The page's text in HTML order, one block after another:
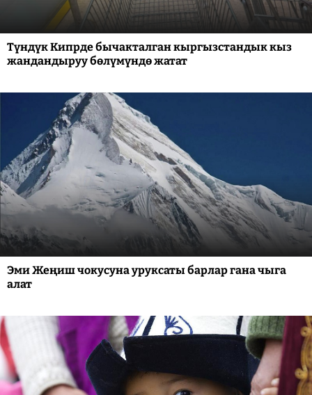
Түндүк Кипрде бычакталган кыргызстандык кыз
жандандыруу бөлүмүндө жатат
Эми Жеңиш чокусуна уруксаты барлар гана чыга
алат